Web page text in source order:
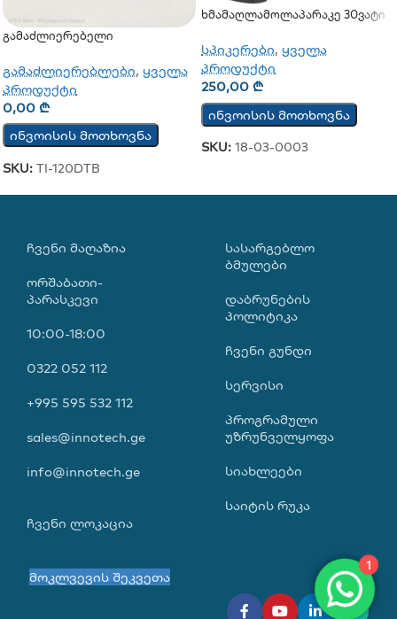
Გამაძლიერებელი
გამაძლიერებლები, ყველა
პროდუქტი
0,00 ₾
ინვოისის მოთხოვნა
SKU: TI-120DTB
Ხმამაღლამოლაპარაკე 30ვატი
სპიკერები, ყველა
პროდუქტი
250,00 ₾
ინვოისის მოთხოვნა
SKU: 18-03-0003
ᲩᲕᲔᲜᲘ ᲛᲐᲦᲐᲖᲘᲐ
ორშაბათი-
პარასკევი
10:00-18:00
0322 052 112
+995 595 532 112
sales@innotech.ge
info@innotech.ge
ჩვენი ლოკაცია
ᲡᲐᲡᲐᲠᲒᲔᲑᲚᲝ
ᲑᲛᲣᲚᲔᲑᲘ
დაბრუნების
პოლიტიკა
ჩვენი გუნდი
სერვისი
პროგრამული
უზრუნველყოფა
სიახლეები
საიტის რუკა
მოკლვევის შეკვეთა